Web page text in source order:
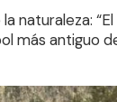
más antiguo
naturaleza:
más antiguo